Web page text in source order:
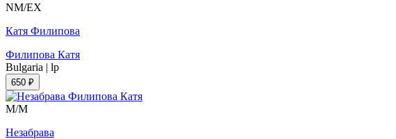
NM/EX
Катя Филипова
Филипова Катя
Bulgaria | lp
650 ₽
M/M
Незабрава